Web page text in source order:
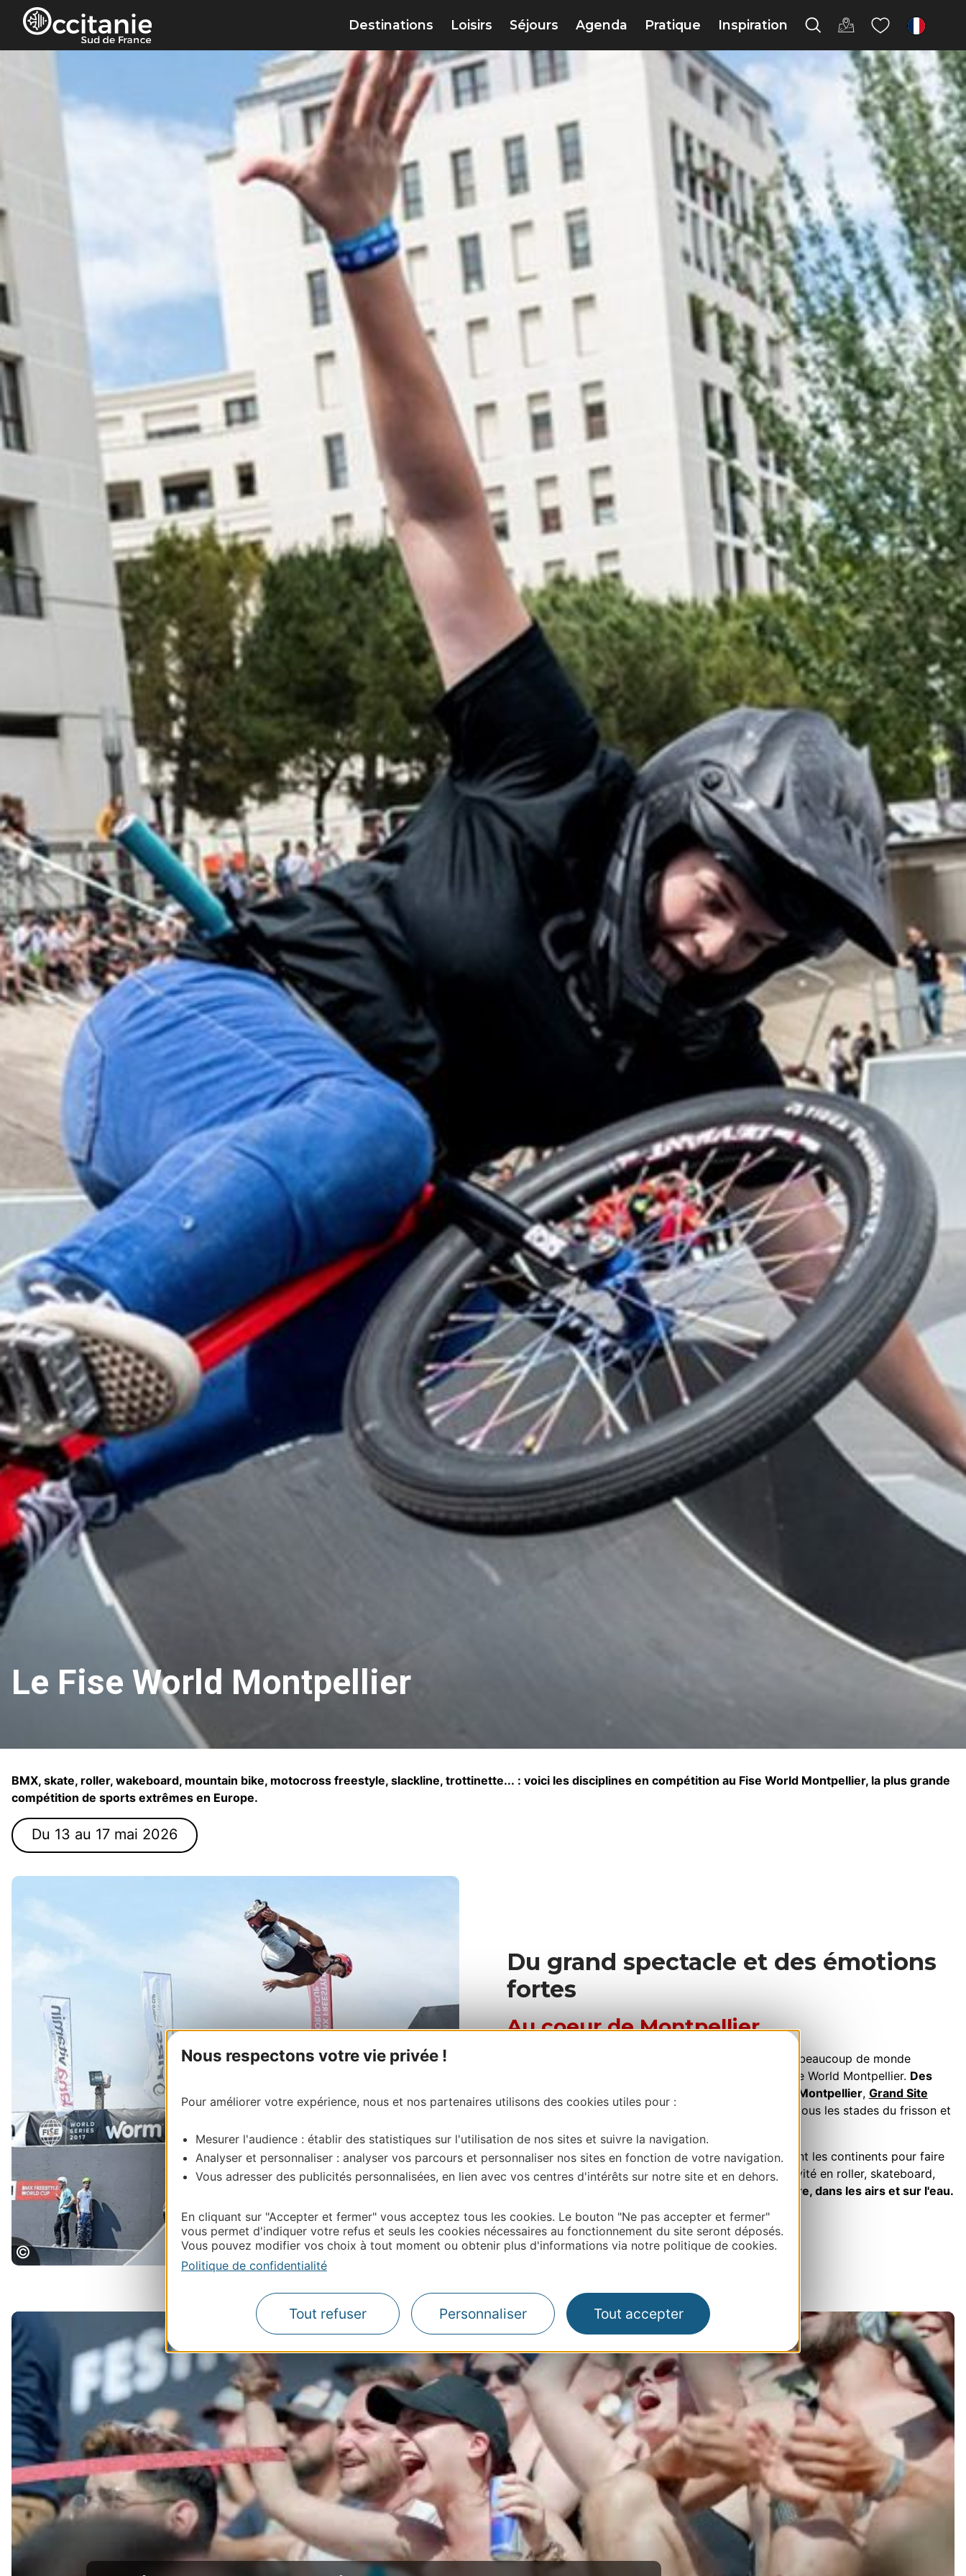
Panneau de gestion des cookies
Nous respectons votre vie privée !
Pour améliorer votre expérience, nous et nos partenaires utilisons des cookies utiles pour :
Mesurer l'audience : établir des statistiques sur l'utilisation de nos sites et suivre la navigation.
Analyser et personnaliser : analyser vos parcours et personnaliser nos sites en fonction de votre navigation.
Vous adresser des publicités personnalisées, en lien avec vos centres d'intérêts sur notre site et en dehors.
En cliquant sur "Accepter et fermer" vous acceptez tous les cookies. Le bouton "Ne pas accepter et fermer"
vous permet d'indiquer votre refus et seuls les cookies nécessaires au fonctionnement du site seront déposés.
Vous pouvez modifier vos choix à tout moment ou obtenir plus d'informations via notre politique de cookies.
Politique de confidentialité
Tout refuser Personnaliser Tout accepter
Destinations Loisirs Séjours Agenda Pratique Inspiration fr
Le Fise World Montpellier
BMX, skate, roller, wakeboard, mountain bike, motocross freestyle, slackline, trottinette... : voici les disciplines en compétition au Fise World Montpellier, la plus grande
compétition de sports extrêmes en Europe.
Du 13 au 17 mai 2026
Du grand spectacle et des émotions
fortes
Au coeur de Montpellier
. Et il y a en général beaucoup de monde
(environ 500 000 chaque année) pour assister au Fise World Montpellier. Des
riders venus des 4 coins du monde se retrouvent à Montpellier, Grand Site
Occitanie Sud de France , pour vous faire passer par tous les stades du frisson et
Vous découvrirez de véritables athlètes, qui parcourent les continents pour faire
valoir leur suprématie, et qui défient les lois de la gravité en roller, skateboard,
le tout sur terre, dans les airs et sur l'eau.
© Fise_World_Montpellier